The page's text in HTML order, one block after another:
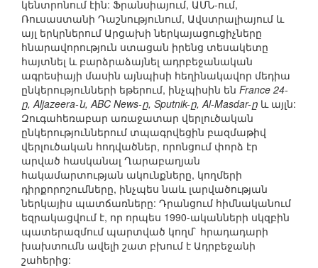
կենտրոնում էին: Ֆրանսիայում, ԱՄՆ-ում,
Ռուսաստանի Դաշնությունում, Ավստրալիայում և
այլ երկրներում Արցախի ներկայացուցիչները
հնարավորություն ստացան իրենց տեսակետը
հայտնել և բարձրաձայնել ադրբեջանական
ագրեսիայի մասին այնպիսի հեղինակավոր մեդիա
ընկերությունների եթերում, ինչպիսին են France 24-
ը, Aljazeera-ն, ABC News-ը, Sputnik-ը, Al-Masdar-ը և այլն:
Զուգահեռաբար առաջատար վերլուծական
ընկերություններում տպագրվեցին բազմաթիվ
վերլուծական հոդվածներ, որոնցում փորձ էր
արված հասկանալ Ղարաբաղյան
հակամարտության ակունքները, կողմերի
դիրքորոշումները, ինչպես նաև լարվածության
ներկայիս պատճառները: Դրանցում հիմնականում
եզրակացվում է, որ որպես 1990-ականների սկզբին
պատերազմում պարտված կողմ` հրադադարի
խախտումն ավելի շատ բխում է Ադրբեջանի
շահերից: